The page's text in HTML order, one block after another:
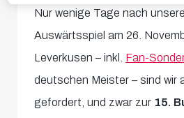
Nur wenige Tage nach
Auswärtsspiel am 26.
Leverkusen – inkl. Fan-
deutschen Meister – sind wir
gefordert, und zwar zur 15.